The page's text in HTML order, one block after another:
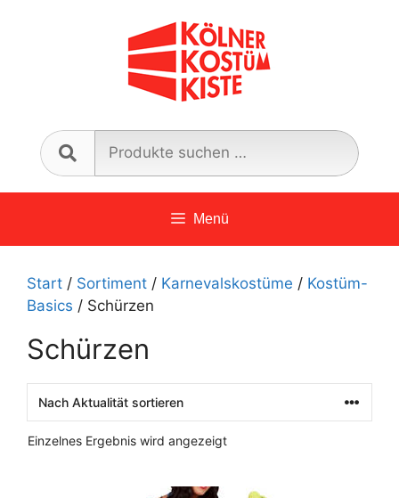
nach:
Menü
Start / Sortiment / Karnevalskostüme / Kostüm-
Basics / Schürzen
Schürzen
Einzelnes Ergebnis wird angezeigt